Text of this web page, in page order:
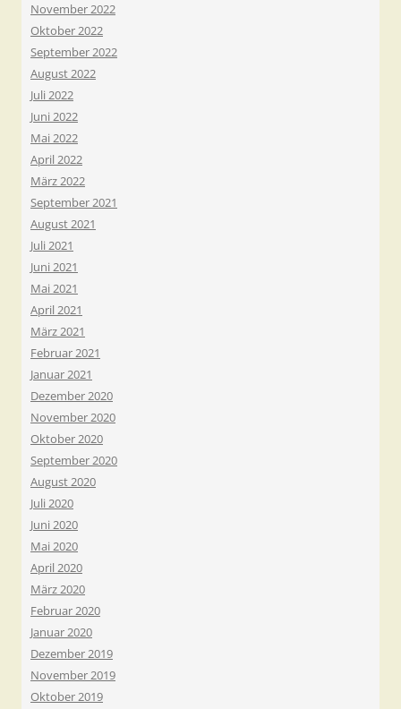
November 2022
Oktober 2022
September 2022
August 2022
Juli 2022
Juni 2022
Mai 2022
April 2022
März 2022
September 2021
August 2021
Juli 2021
Juni 2021
Mai 2021
April 2021
März 2021
Februar 2021
Januar 2021
Dezember 2020
November 2020
Oktober 2020
September 2020
August 2020
Juli 2020
Juni 2020
Mai 2020
April 2020
März 2020
Februar 2020
Januar 2020
Dezember 2019
November 2019
Oktober 2019